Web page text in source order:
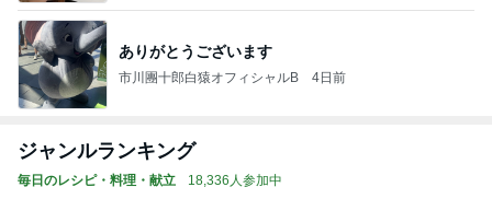
ありがとうございます
市川團十郎白猿オフィシャルB 4日前
ジャンルランキング
毎日のレシピ・料理・献立 18,336人参加中